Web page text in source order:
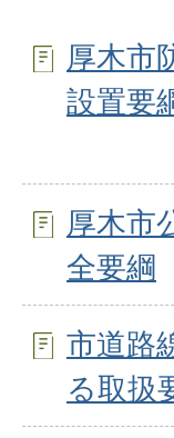
厚木市
設置要
厚木市
全要綱
市道路
る取扱